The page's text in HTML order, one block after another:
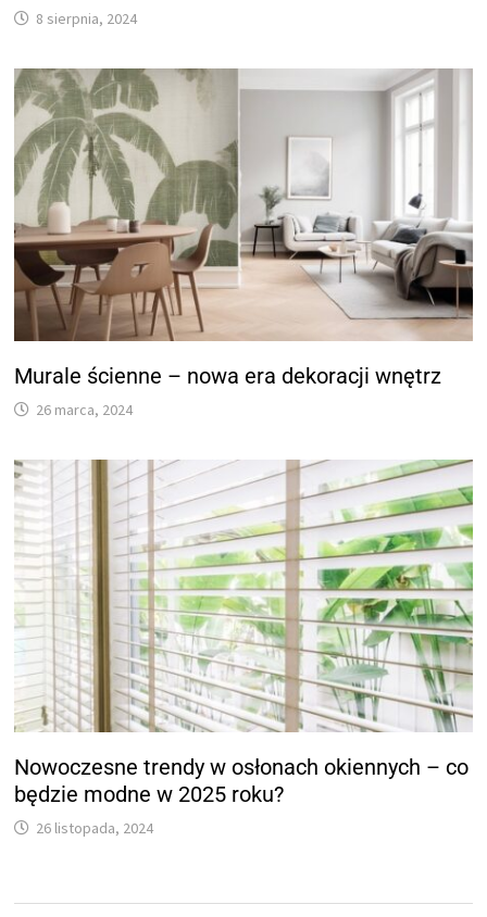
8 sierpnia, 2024
Murale ścienne – nowa era dekoracji wnętrz
26 marca, 2024
Nowoczesne trendy w osłonach okiennych – co
będzie modne w 2025 roku?
26 listopada, 2024